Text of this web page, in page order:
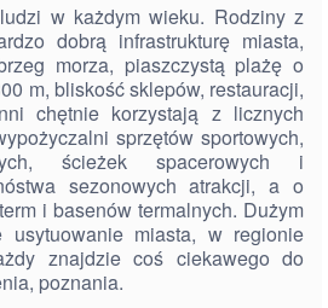
w każdym wieku. Rodziny z
dobrą infrastrukturę miasta,
morza, piaszczystą plażę o
m, bliskość sklepów, restauracji,
chętnie korzystają z licznych
sprzętów sportowych,
ścieżek spacerowych i
sezonowych atrakcji, a o
i basenów termalnych. Dużym
usytuowanie miasta, w regionie
znajdzie coś ciekawego do
poznania.